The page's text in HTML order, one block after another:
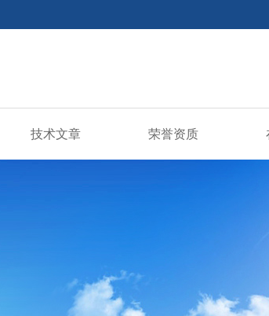
技术文章 荣誉资质